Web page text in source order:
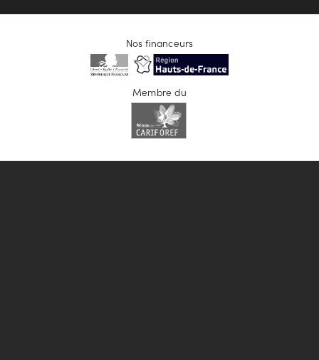
Nos financeurs
Membre du